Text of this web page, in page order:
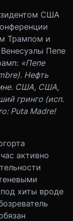
США
Трампом и
Пепе
«Пепе
Нефть
США, США,
гринго (исп.
Puta Madre!
активно
хиты вроде